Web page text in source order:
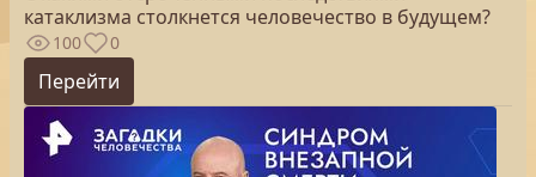
катаклизма столкнется человечество в будущем?
100 0
Перейти